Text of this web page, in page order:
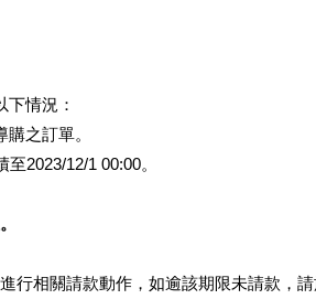
情況：
之訂單。
2023/12/1 00:00。
行相關請款動作，如逾該期限未請款，請